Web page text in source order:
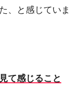
、と感じていま
感じること